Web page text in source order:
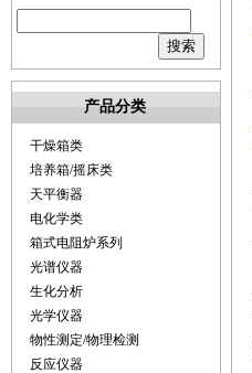
产品分类
干燥箱类
培养箱/摇床类
天平衡器
电化学类
箱式电阻炉系列
光谱仪器
生化分析
光学仪器
物性测定/物理检测
反应仪器